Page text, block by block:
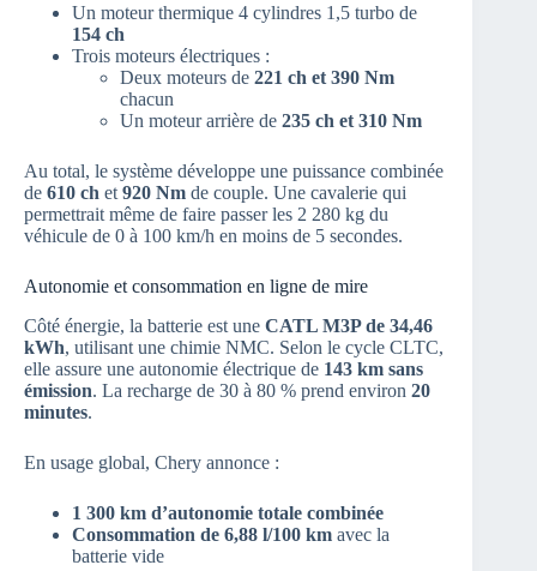
Un moteur thermique 4 cylindres 1,5 turbo de
154 ch
Trois moteurs électriques :
Deux moteurs de 221 ch et 390 Nm
chacun
Un moteur arrière de 235 ch et 310 Nm
Au total, le système développe une puissance combinée
de 610 ch et 920 Nm de couple. Une cavalerie qui
permettrait même de faire passer les 2 280 kg du
véhicule de 0 à 100 km/h en moins de 5 secondes.
Autonomie et consommation en ligne de mire
Côté énergie, la batterie est une CATL M3P de 34,46
kWh, utilisant une chimie NMC. Selon le cycle CLTC,
elle assure une autonomie électrique de 143 km sans
émission. La recharge de 30 à 80 % prend environ 20
minutes.
En usage global, Chery annonce :
1 300 km d’autonomie totale combinée
Consommation de 6,88 l/100 km avec la
batterie vide